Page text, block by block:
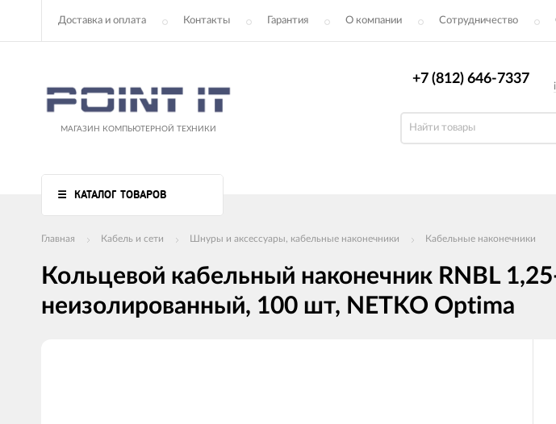
Доставка и оплата Контакты Гарантия О компании Сотрудничество
МАГАЗИН КОМПЬЮТЕРНОЙ ТЕХНИКИ
+7 (812) 646-7337
КАТАЛОГ ТОВАРОВ
Главная Кабель и сети Шнуры и аксессуары, кабельные наконечники Кабельные наконечники
Кольцевой кабельный наконечник RNBL
неизолированный, 100 шт, NETKO Optima